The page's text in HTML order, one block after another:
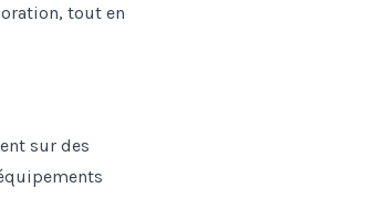
tout en
sur des